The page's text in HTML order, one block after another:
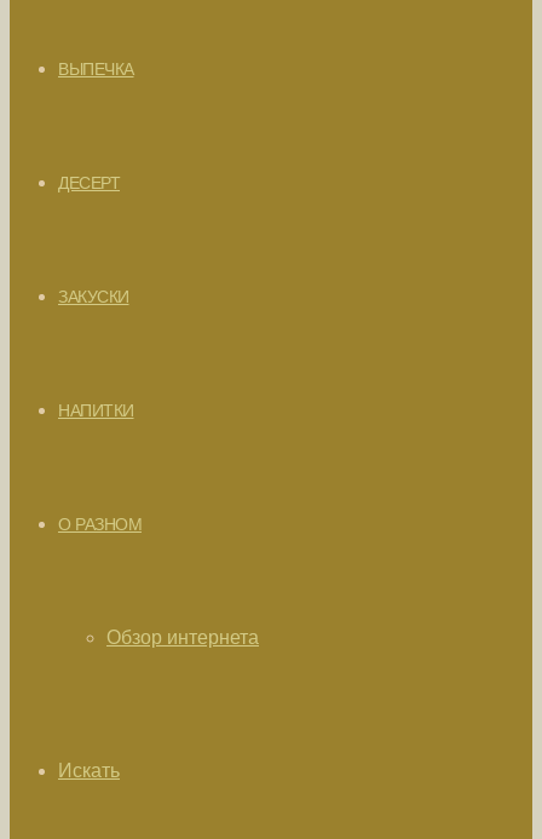
ВЫПЕЧКА
ДЕСЕРТ
ЗАКУСКИ
НАПИТКИ
О РАЗНОМ
Обзор интернета
Искать